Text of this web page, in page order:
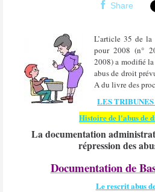
Share
L’article 35 de
pour 2008 (n°
2008) a modifié la
abus de droit
A du livre des
LES
Histoire de l'abus de
La documentation
répression des
Documentation de
Le rescrit abus